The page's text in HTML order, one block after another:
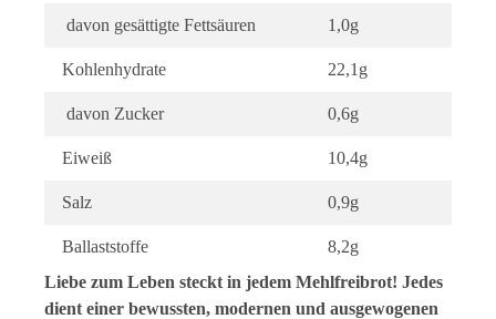
davon gesättigte Fettsäuren 1,0g
Kohlenhydrate 22,1g
davon Zucker 0,6g
Eiweiß 10,4g
Salz 0,9g
Ballaststoffe
8,2g
Liebe zum Leben steckt in jedem Mehlfreibrot! Jedes
dient einer bewussten, modernen und ausgewogenen